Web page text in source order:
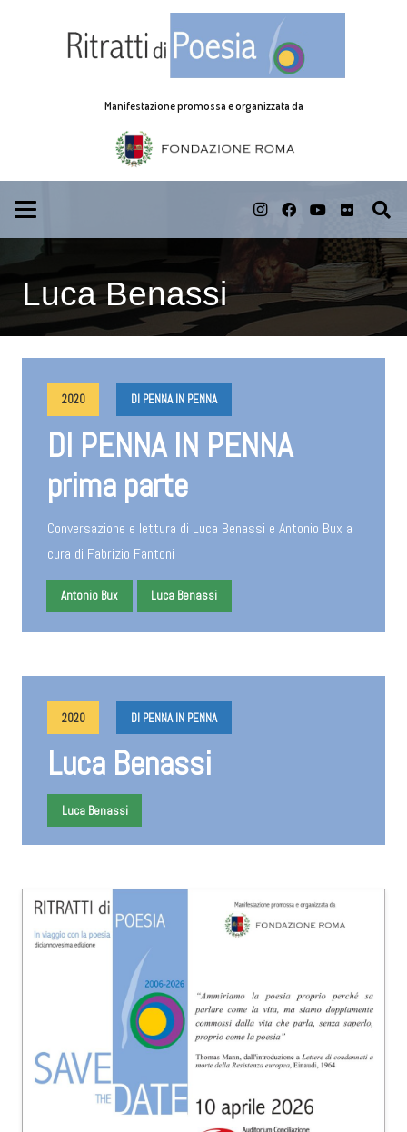
Manifestazione promossa e organizzata da
Luca Benassi
2020 DI PENNA IN PENNA
DI PENNA IN PENNA
prima parte
Conversazione e lettura di Luca Benassi e Antonio Bux a
cura di Fabrizio Fantoni
Antonio Bux Luca Benassi
2020 DI PENNA IN PENNA
Luca Benassi
Luca Benassi